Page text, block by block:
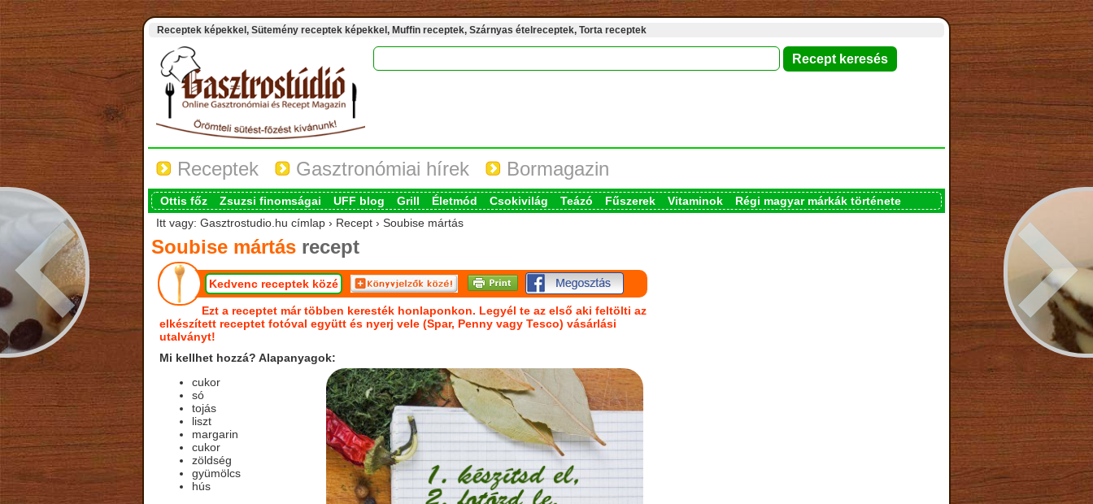
Receptek képekkel, Sütemény receptek képekkel, Muffin receptek, Szárnyas ételreceptek, Torta receptek
Receptek Gasztronómiai hírek Bormagazin
Ottis főz Zsuzsi finomságai UFF blog Grill Életmód Csokivilág Teázó Fűszerek Vitaminok
Régi magyar márkák története
Itt vagy: Gasztrostudio.hu címlap › Recept › Soubise mártás
Soubise mártásrecept
Kedvenc receptek közé
Ezt a receptet már többen keresték honlaponkon. Legyél te az első aki feltölti az
elkészített receptet fotóval együtt és nyerj vele (Spar, Penny vagy Tesco) vásárlási
utalványt!
Mi kellhet hozzá? Alapanyagok:
cukor
só
tojás
liszt
margarin
cukor
zöldség
gyümölcs
hús